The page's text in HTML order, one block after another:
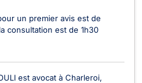
un premier avis est de
consultation est de 1h30
est avocat à Charleroi,